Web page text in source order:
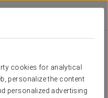
cookies for analytical
personalize the content
personalized advertising